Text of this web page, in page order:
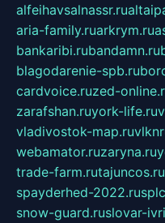
alfeihavsalnassr.ru
aria-family.ruarkrym.ru
bankaribi.rubandamn.ru
blagodarenie-spb.ru
cardvoice.ruzed-
zarafshan.ruyork-life.ru
vladivostok-map.ru
webamator.ruzaryna.ru
trade-farm.rutajuncos.ru
spayderhed-2022.ru
snow-guard.ruslovar-